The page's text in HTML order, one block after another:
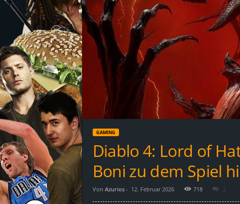
e
E
i
GAMING
Diablo 4: Lord of
Boni zu dem Spiel
Von Azurios- 12. Februar 2026 718 2